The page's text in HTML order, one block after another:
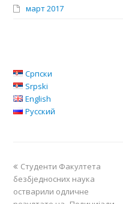
март 2017
Српски
Srpski
English
Русский
Студенти Факултета
безбједносних наука
остварили одличне